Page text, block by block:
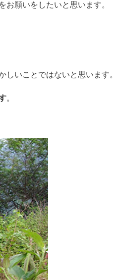
願いをしたいと思います。
いことではないと思います。
。